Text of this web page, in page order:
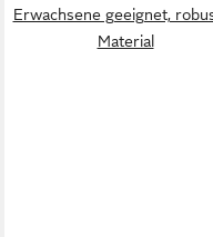
Erwachsene geeignet,
Material